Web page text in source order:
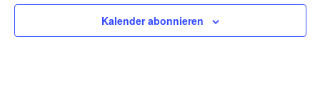
Kalender abonnieren